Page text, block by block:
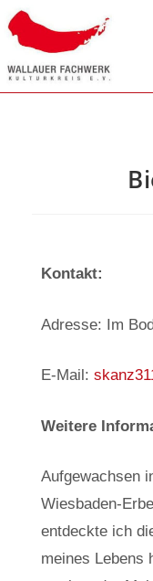
Kontakt:
Adresse: Im
E-Mail:
Weitere
Aufgewachsen
Wiesbaden-
entdeckte ich
meines Lebens